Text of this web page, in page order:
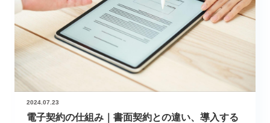
2024.07.23
電子契約の仕組み｜書面契約との違い、導入する